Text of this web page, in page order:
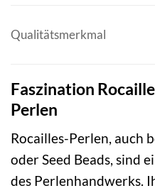
Qualitätsmerkmal
Faszination
Perlen
Rocailles-Perlen, auch
oder Seed Beads, sind
des Perlenhandwerks.